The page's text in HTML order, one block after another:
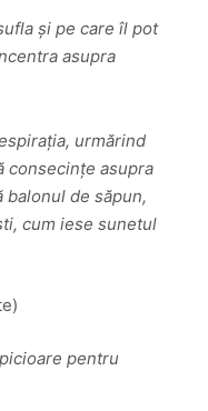
și pe care îl pot
asupra
urmărind
consecințe asupra
de săpun,
cum iese sunetul
pentru